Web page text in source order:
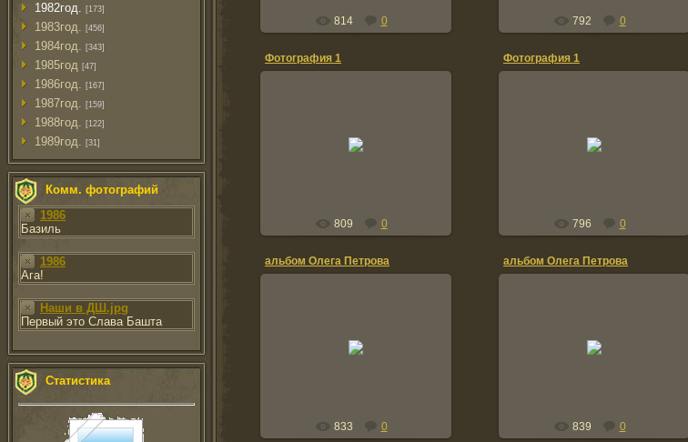
1982год. [173]
1983год. [456]
1984год. [343]
1985год [47]
1986год. [167]
1987год. [159]
1988год. [122]
1989год. [31]
Комм. фотографий
1986
Базиль
1986
Ага!
Наши в ДШ.jpg
Первый это Слава Башта
Статистика
814 0 792 0
Фотография 1
809 0
Фотография 1
796 0
альбом Олега Петрова
833 0
альбом Олега Петрова
839 0